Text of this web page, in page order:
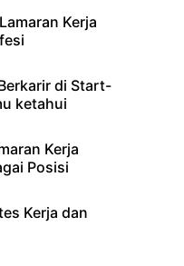
Kerja
di Start-
ketahui
Kerja
Posisi
Kerja dan